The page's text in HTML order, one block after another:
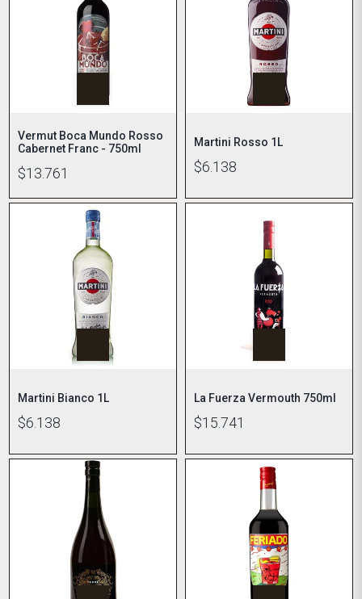
Vermut Boca Mundo Rosso
Cabernet Franc - 750ml
$13.761
Martini Rosso 1L
$6.138
Martini Bianco 1L
$6.138
La Fuerza Vermouth 750ml
$15.741